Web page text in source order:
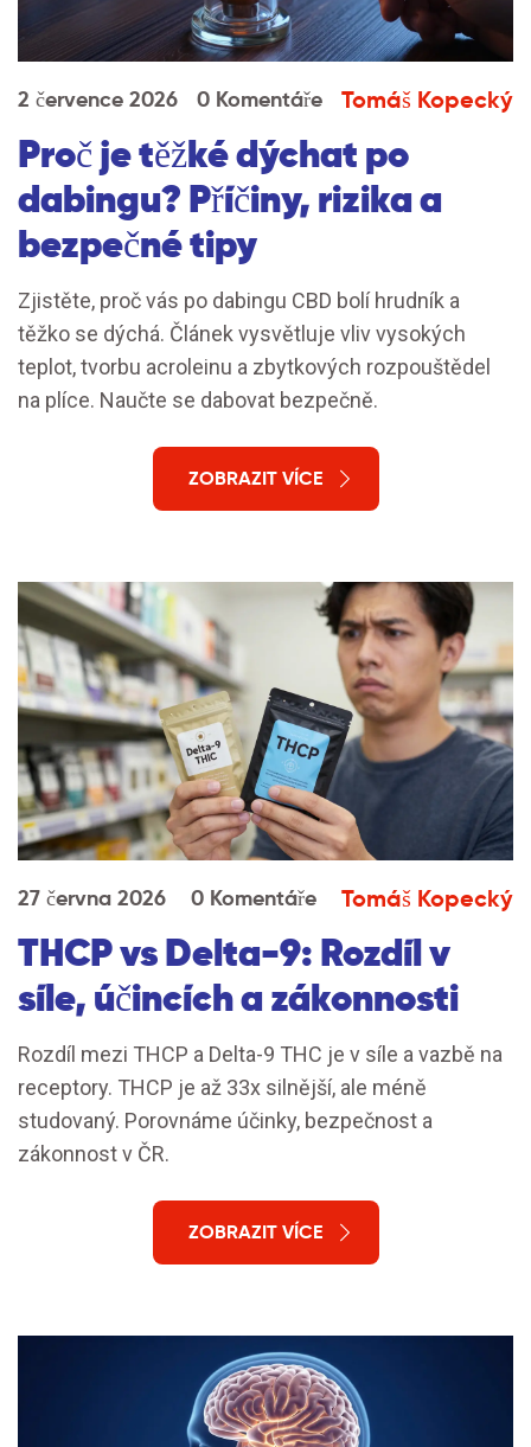
2 července 2026 0 Komentáře Tomáš Kopecký
Proč je těžké dýchat po
dabingu? Příčiny, rizika a
bezpečné tipy
Zjistěte, proč vás po dabingu CBD bolí hrudník a
těžko se dýchá. Článek vysvětluje vliv vysokých
teplot, tvorbu acroleinu a zbytkových rozpouštědel
na plíce. Naučte se dabovat bezpečně.
ZOBRAZIT VÍCE
27 června 2026 0 Komentáře Tomáš Kopecký
THCP vs Delta-9: Rozdíl v
síle, účincích a zákonnosti
Rozdíl mezi THCP a Delta-9 THC je v síle a vazbě na
receptory. THCP je až 33x silnější, ale méně
studovaný. Porovnáme účinky, bezpečnost a
zákonnost v ČR.
ZOBRAZIT VÍCE